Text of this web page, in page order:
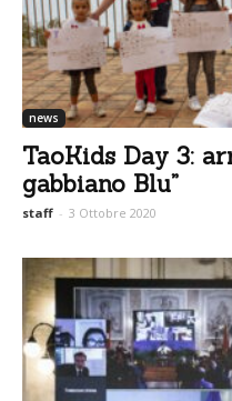
news
TaoKids Day 3:
gabbiano Blu”
staff - 3 Ottobre 2020